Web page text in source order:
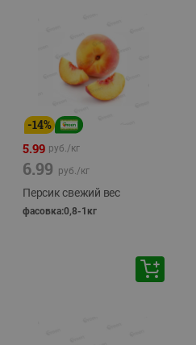
-14%
5.99 руб./кг
6.99 руб./кг
Персик свежий вес
фасовка:0,8-1кг